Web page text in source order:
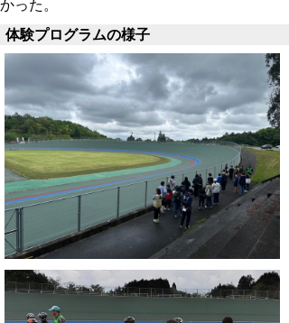
かった。
体験プログラムの様子